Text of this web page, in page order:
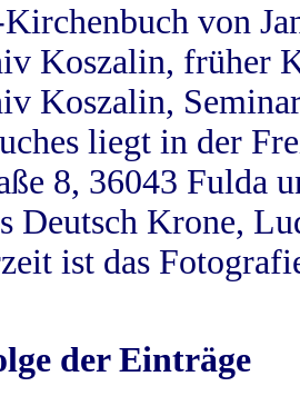
von
Koszalin, früher
Koszalin,
liegt in der
8, 36043 Fulda
Deutsch Krone,
ist das
der Einträge